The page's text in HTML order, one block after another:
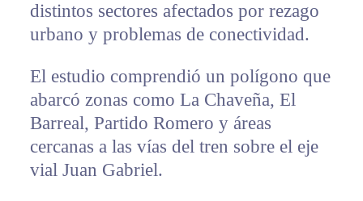
distintos sectores afectados por rezago
urbano y problemas de conectividad.
El estudio comprendió un polígono que
abarcó zonas como La Chaveña, El
Barreal, Partido Romero y áreas
cercanas a las vías del tren sobre el eje
vial Juan Gabriel.